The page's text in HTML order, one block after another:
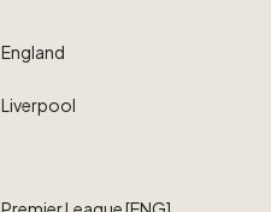
England
Liverpool